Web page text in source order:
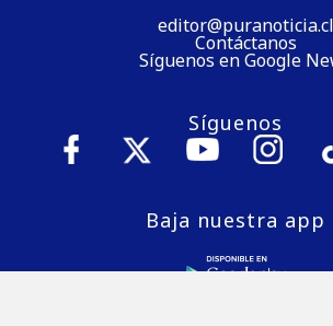
editor@puranoticia.cl
Contáctanos
Síguenos en Google
Síguenos
Baja nuestra app